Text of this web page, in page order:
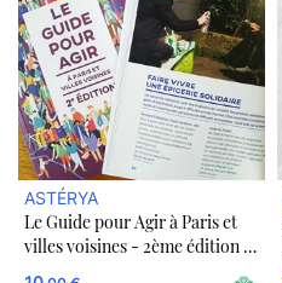
ASTÉRYA
Le Guide pour Agir à Paris et
villes voisines - 2ème édition -
Montant libre